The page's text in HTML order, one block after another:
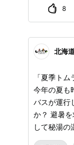
路：新そ
電話予約要
そばの収穫
される新得
所：新得町
とく新そば
「うちたて
ことです🎵
出店し、
8
北海
「夏季ト
今年の夏も
バスが運行
か？ 避暑
して秘湯の
登山だけ